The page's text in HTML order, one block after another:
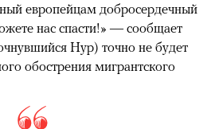
европейцам добросердечный
нас спасти!» — сообщает
Нур) точно не будет
обострения мигрантского